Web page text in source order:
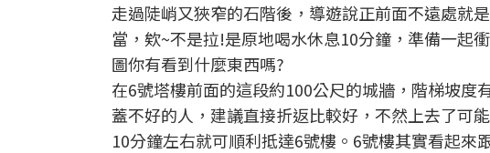
走過陡峭又狹窄的石階後，導遊說正前面不遠處就
當，欸~不是拉!是原地喝水休息10分鐘，準備一起
圖你有看到什麼東西嗎?
在6號塔樓前面的這段約100公尺的城牆，階梯坡
蓋不好的人，建議直接折返比較好，不然上去了可
10分鐘左右就可順利抵達6號樓。6號樓其實看起